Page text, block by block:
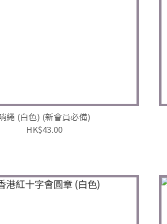
哨繩 (白色) (新會員必備)
HK$43.00